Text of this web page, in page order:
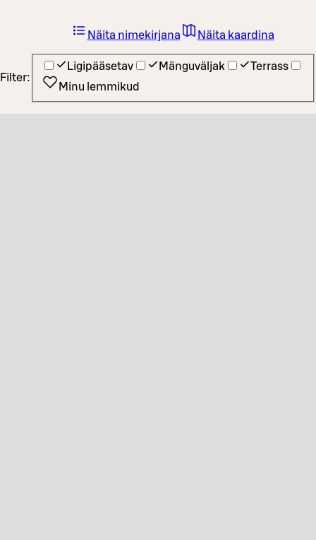
Filter:
Ligipääsetav Mänguväljak
Terrass
Minu lemmikud
Näita nimekirjana Näita kaardina